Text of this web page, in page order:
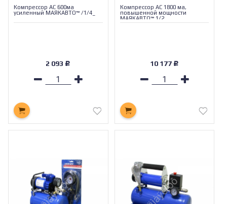
Компрессор АС 600ма
усиленный МАЯКАВТО™ /1/4_
2 093 Р
Компрессор АС 1800 ма,
повышенной мощности
МАЯКАВТО™ 1/2_
10 177 Р